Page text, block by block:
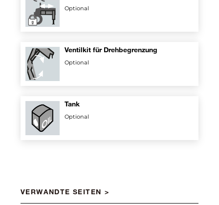
Optional
Ventilkit für Drehbegrenzung
Optional
Tank
Optional
VERWANDTE SEITEN